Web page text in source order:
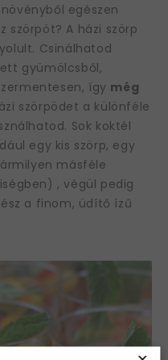
egészen
szörpöt? A házi szörp
Csinálhatod
gyümölcsből,
így még
szörpödet a különféle
Sok koktél
egy kis szörp, egy
másféle
, végül pedig
a finom, üdítő ízű